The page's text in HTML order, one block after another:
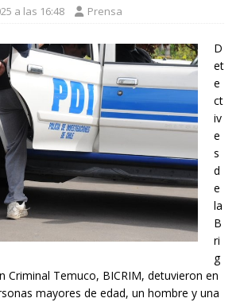
a las 16:48 Prensa
D
et
e
ct
iv
e
s
d
e
la
B
ri
g
Criminal Temuco, BICRIM, detuvieron en
mayores de edad, un hombre y una